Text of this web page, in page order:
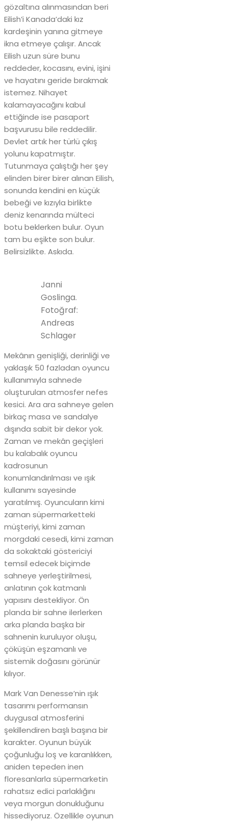
gözaltına alınmasından beri
Eilish’i Kanada’daki kız
kardeşinin yanına gitmeye
ikna etmeye çalışır. Ancak
Eilish uzun süre bunu
reddeder, kocasını, evini, işini
ve hayatını geride bırakmak
istemez. Nihayet
kalamayacağını kabul
ettiğinde ise pasaport
başvurusu bile reddedilir.
Devlet artık her türlü çıkış
yolunu kapatmıştır.
Tutunmaya çalıştığı her şey
elinden birer birer alınan Eilish,
sonunda kendini en küçük
bebeği ve kızıyla birlikte
deniz kenarında mülteci
botu beklerken bulur. Oyun
tam bu eşikte son bulur.
Belirsizlikte. Askıda.
Janni
Goslinga.
Fotoğraf:
Andreas
Schlager
Mekânın genişliği, derinliği ve
yaklaşık 50 fazladan oyuncu
kullanımıyla sahnede
oluşturulan atmosfer nefes
kesici. Ara ara sahneye gelen
birkaç masa ve sandalye
dışında sabit bir dekor yok.
Zaman ve mekân geçişleri
bu kalabalık oyuncu
kadrosunun
konumlandırılması ve ışık
kullanımı sayesinde
yaratılmış. Oyuncuların kimi
zaman süpermarketteki
müşteriyi, kimi zaman
morgdaki cesedi, kimi zaman
da sokaktaki göstericiyi
temsil edecek biçimde
sahneye yerleştirilmesi,
anlatının çok katmanlı
yapısını destekliyor. Ön
planda bir sahne ilerlerken
arka planda başka bir
sahnenin kuruluyor oluşu,
çöküşün eşzamanlı ve
sistemik doğasını görünür
kılıyor.
Mark Van Denesse’nin ışık
tasarımı performansın
duygusal atmosferini
şekillendiren başlı başına bir
karakter. Oyunun büyük
çoğunluğu loş ve karanlıkken,
aniden tepeden inen
floresanlarla süpermarketin
rahatsız edici parlaklığını
veya morgun donukluğunu
hissediyoruz. Özellikle oyunun